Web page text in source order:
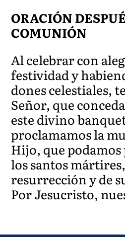
ORACIÓN
COMUNIÓN
Al celebrar con
festividad y
dones celestiales,
Señor, que
este divino
proclamamos la
Hijo, que
los santos
resurrección y de
Por Jesucristo,